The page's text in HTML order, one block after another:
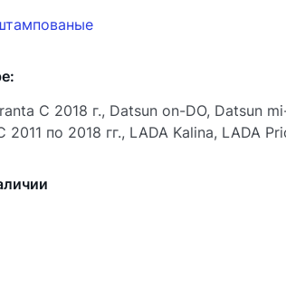
С 2018 г., Datsun on-DO, Datsun
2011 по 2018 гг., LADA Kalina, LADA